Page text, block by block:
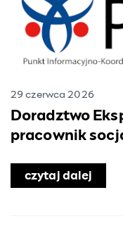
29 czerwca 2026
Doradztwo
pracownik
czytaj dalej